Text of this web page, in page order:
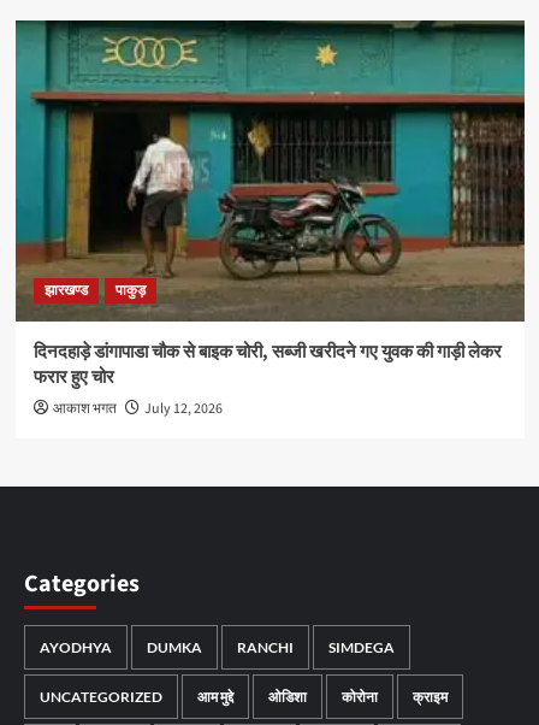
झारखण्ड पाकुड़
दिनदहाड़े डांगापाडा चौक से बाइक चोरी, सब्जी खरीदने गए युवक की गाड़ी लेकर
फरार हुए चोर
आकाश भगत July 12, 2026
Categories
AYODHYA DUMKA RANCHI SIMDEGA
UNCATEGORIZED आम मुद्दे ओडिशा कोरोना क्राइम